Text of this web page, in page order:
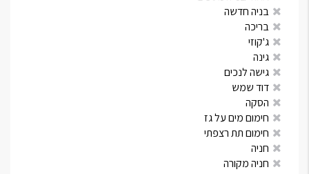
בניה חדשה
בריכה
ג'קוזי
גינה
גישה לנכים
דוד שמש
הסקה
חימום מים על גז
חימום תת רצפתי
חניה
חניה מקורה